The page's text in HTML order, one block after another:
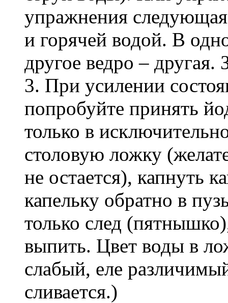
упражнения
и горячей водой. В
другое ведро – другая.
3. При усилении
попробуйте принять
только в
столовую ложку
не остается), капнуть
капельку обратно в
только след
выпить. Цвет воды в
слабый, еле
сливается.)